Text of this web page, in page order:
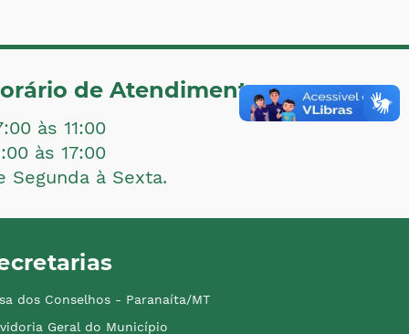
de Atendimento:
às 11:00
às 17:00
Segunda à Sexta.
dos Conselhos - Paranaíta/MT
Geral do Município